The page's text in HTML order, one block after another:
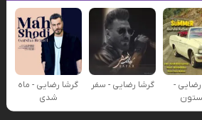
-
گرشا رضایی - سفر
گرشا رضایی - ماه
شدی